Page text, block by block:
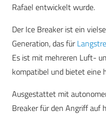
Rafael entwickelt wurde.
Der Ice Breaker ist ein
Generation, das für
Es ist mit mehreren Luft-
kompatibel und bietet eine
Ausgestattet mit
Breaker für den Angriff auf